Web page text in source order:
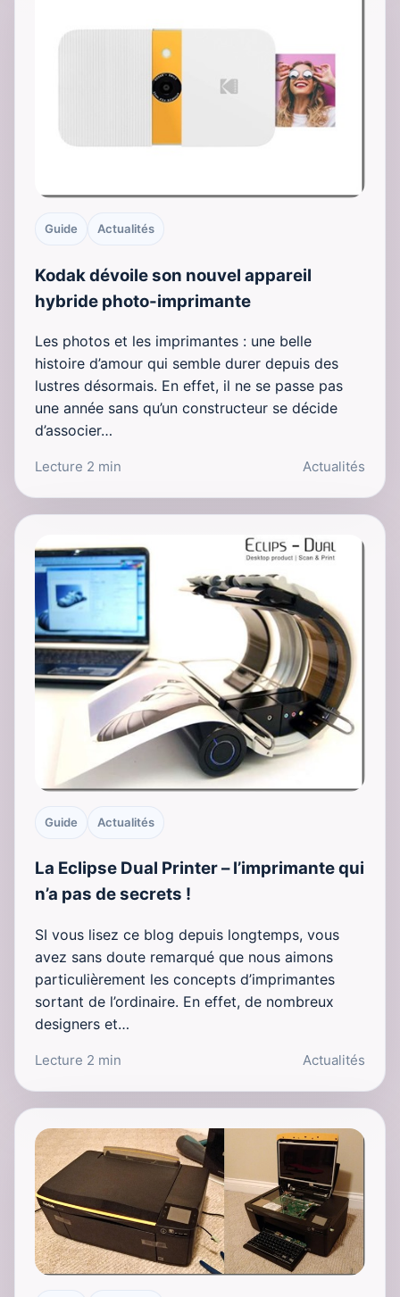
Guide Actualités
Kodak dévoile son nouvel appareil
hybride photo-imprimante
Les photos et les imprimantes : une belle
histoire d’amour qui semble durer depuis des
lustres désormais. En effet, il ne se passe pas
une année sans qu’un constructeur se décide
d’associer…
Lecture 2 min Actualités
Guide Actualités
La Eclipse Dual Printer – l’imprimante qui
n’a pas de secrets !
SI vous lisez ce blog depuis longtemps, vous
avez sans doute remarqué que nous aimons
particulièrement les concepts d’imprimantes
sortant de l’ordinaire. En effet, de nombreux
designers et…
Lecture 2 min Actualités